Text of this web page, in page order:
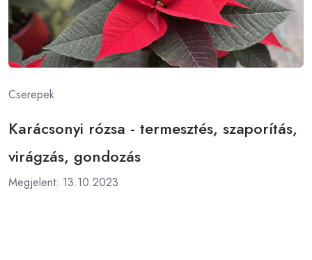
Cserepek
Karácsonyi rózsa - termesztés, szaporítás,
virágzás, gondozás
Megjelent: 13.10.2023